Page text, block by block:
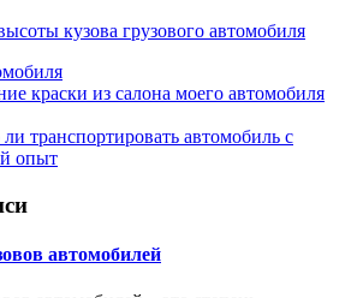
кузова грузового автомобиля
краски из салона моего автомобиля
транспортировать автомобиль с
опыт
автомобилей